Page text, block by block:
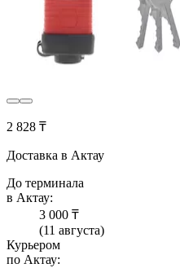
2 828 ₸
Доставка в Актау
До терминала
в Актау:
3 000 ₸
(11 августа)
Курьером
по Актау: